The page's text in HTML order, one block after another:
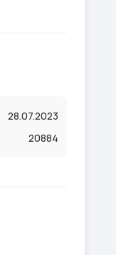
28.07.2023
20884